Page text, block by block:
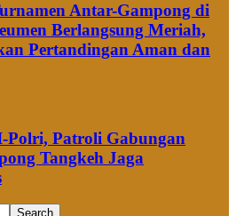
Antar-Gampong di
Berlangsung Meriah,
Pertandingan Aman dan
Polri, Patroli Gabungan
Tangkeh Jaga